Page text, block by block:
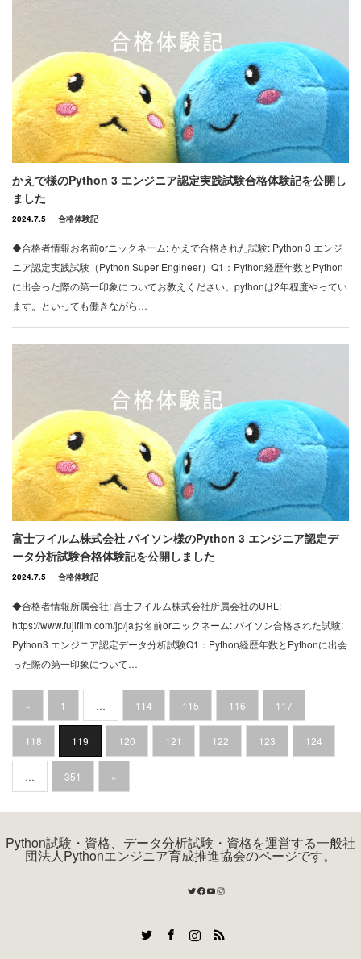
かえで様のPython 3 エンジニア認定実践試験合格体験記を公開し
ました
2024.7.5 合格体験記
◆合格者情報お名前orニックネーム: かえで合格された試験: Python 3 エンジ
ニア認定実践試験（Python Super Engineer）Q1：Python経歴年数とPython
に出会った際の第一印象についてお教えください。pythonは2年程度やってい
ます。といっても働きながら…
富士フイルム株式会社 パイソン様のPython 3 エンジニア認定デ
ータ分析試験合格体験記を公開しました
2024.7.5 合格体験記
◆合格者情報所属会社: 富士フイルム株式会社所属会社のURL:
https://www.fujifilm.com/jp/jaお名前orニックネーム: パイソン合格された試験:
Python3 エンジニア認定データ分析試験Q1：Python経歴年数とPythonに出会
った際の第一印象について…
« 1 … 114 115 116 117
118 119 120 121 122 123 124
… 351 »
Python試験・資格、データ分析試験・資格を運営する一般社
団法人Pythonエンジニア育成推進協会のページです。
Twitter
Facebook
YouTube
Instagram
RSS